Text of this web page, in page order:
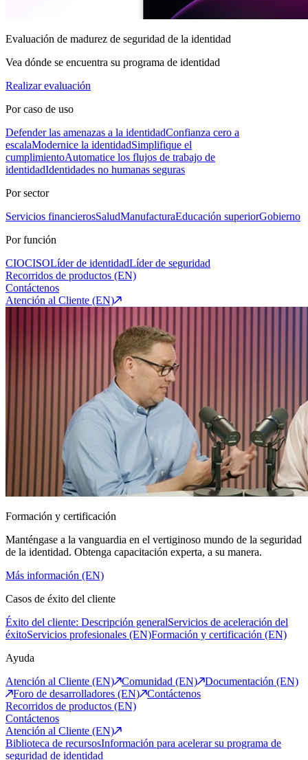
Evaluación de madurez de seguridad de la identidad
Vea dónde se encuentra su programa de identidad
Realizar evaluación
Por caso de uso
Defender las amenazas a la identidadConfianza cero a
escalaModernice la identidadSimplifique el
cumplimientoAutomatice los flujos de trabajo de
identidadIdentidades no humanas seguras
Por sector
Servicios financierosSaludManufacturaEducación superiorGobierno
Por función
CIOCISOLíder de identidadLíder de seguridad
Recorridos de productos (EN)
Contáctenos
Atención al Cliente (EN)
Formación y certificación
Manténgase a la vanguardia en el vertiginoso mundo de la seguridad
de la identidad. Obtenga capacitación experta, a su manera.
Más información (EN)
Casos de éxito del cliente
Éxito del cliente: Descripción generalServicios de aceleración del
éxitoServicios profesionales (EN)Formación y certificación (EN)
Ayuda
Atención al Cliente (EN)
Comunidad (EN)
Documentación (EN)
Foro de desarrolladores (EN)
Contáctenos
Recorridos de productos (EN)
Contáctenos
Atención al Cliente (EN)
Biblioteca de recursosInformación para acelerar su programa de
seguridad de identidad